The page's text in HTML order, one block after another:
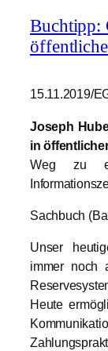
Buchtipp:
15.11.2019/
Joseph
in
Weg zu
Sachbuch
Unser
immer noch
Heute